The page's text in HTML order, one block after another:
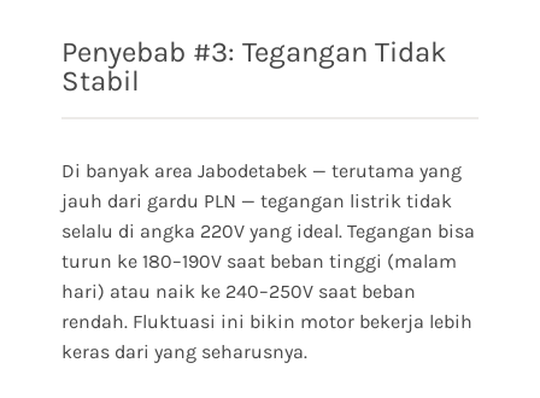
Penyebab #3: Tegangan Tidak
Stabil
Di banyak area Jabodetabek — terutama yang
jauh dari gardu PLN — tegangan listrik tidak
selalu di angka 220V yang ideal. Tegangan bisa
turun ke 180–190V saat beban tinggi (malam
hari) atau naik ke 240–250V saat beban
rendah. Fluktuasi ini bikin motor bekerja lebih
keras dari yang seharusnya.